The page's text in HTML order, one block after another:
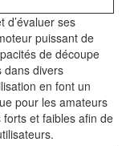
d’évaluer ses
puissant de
de découpe
dans divers
en font un
pour les amateurs
et faibles afin de